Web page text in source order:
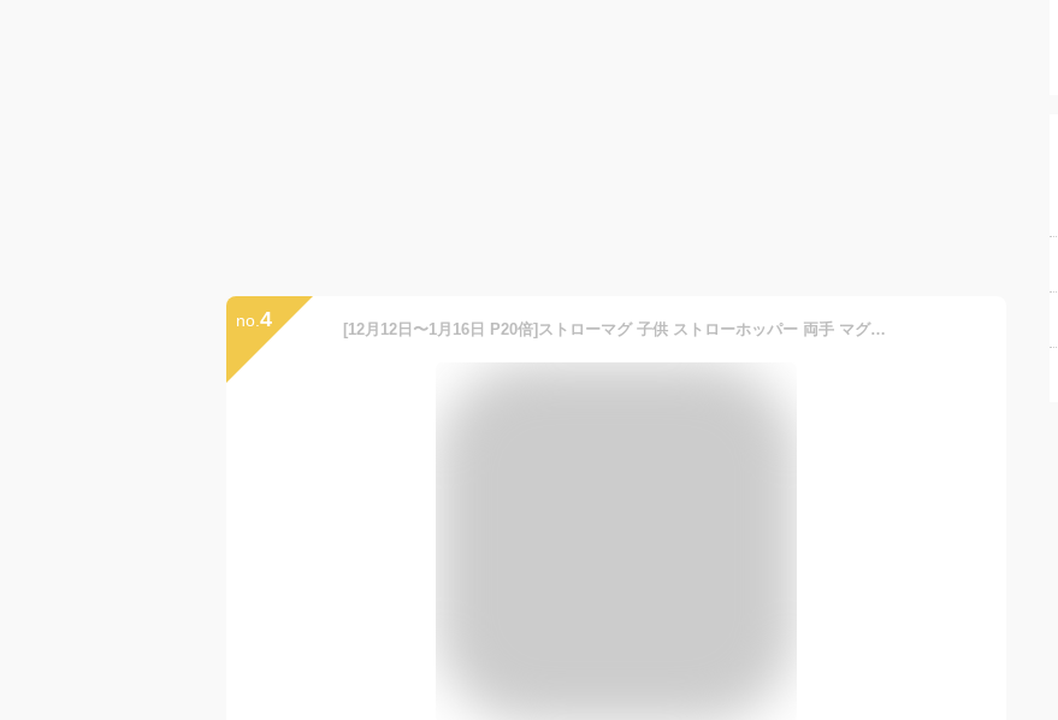
no. 4 [12月12日〜1月16日 P20倍]ストローマグ 子供 ストローホッパー 両手 マグ ベビー 折り畳み ハンドル ショルダー スケーター KSHW2N【ベルト 付き 370ml 漏れない 洗いやすい トライ 練習 たためるキティ フォレストフレン ハローキティ 女の子】